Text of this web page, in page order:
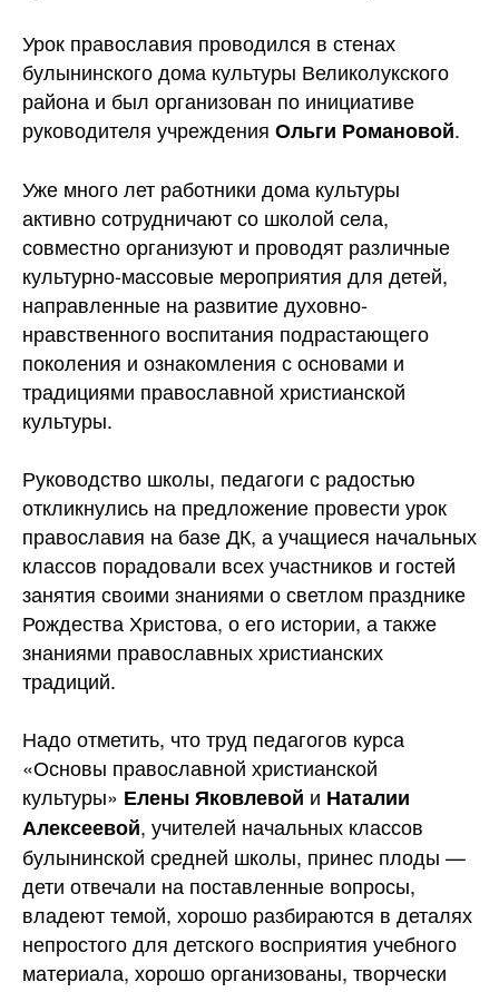
Урок православия проводился в стенах
булынинского дома культуры Великолукского
района и был организован по инициативе
руководителя учреждения Ольги Романовой.
Уже много лет работники дома культуры
активно сотрудничают со школой села,
совместно организуют и проводят различные
культурно-массовые мероприятия для детей,
направленные на развитие духовно-
нравственного воспитания подрастающего
поколения и ознакомления с основами и
традициями православной христианской
культуры.
Руководство школы, педагоги с радостью
откликнулись на предложение провести урок
православия на базе ДК, а учащиеся начальных
классов порадовали всех участников и гостей
занятия своими знаниями о светлом празднике
Рождества Христова, о его истории, а также
знаниями православных христианских
традиций.
Надо отметить, что труд педагогов курса
«Основы православной христианской
культуры» Елены Яковлевой и Наталии
Алексеевой, учителей начальных классов
булынинской средней школы, принес плоды —
дети отвечали на поставленные вопросы,
владеют темой, хорошо разбираются в деталях
непростого для детского восприятия учебного
материала, хорошо организованы, творчески